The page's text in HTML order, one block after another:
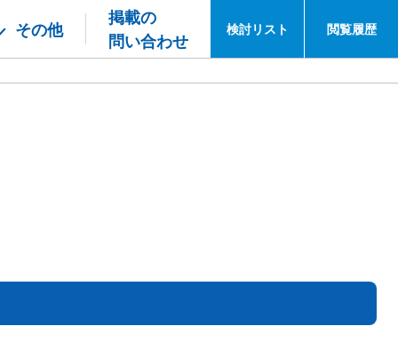
その他
掲載の
問い合わせ
検討リスト 閲覧履歴